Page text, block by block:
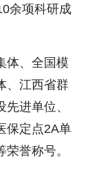
余项科研成
体、全国模
、江西省群
进单位、
保定点2A单
誉称号。